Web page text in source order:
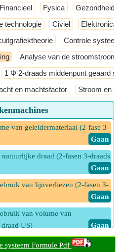
Financieel Fysica Gezondheid
technologie Civiel Elektronica
Controle systeem
Analyse van de stroomstroom
1 Φ 2-draads middenpunt geaard
en machtsfactor Stroom en
van geleidermateriaal (2-fase 3-
​ Gaan
draad (2-fasen 3-draads
​ Gaan
van lijnverliezen (2-fasen 3-
​ Gaan
van volume van
US)
​ Gaan
(2-fase 3-draads VS)
systeem Formule Pdf